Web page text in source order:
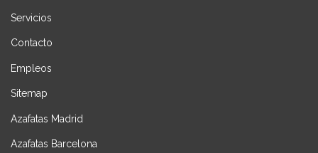
Servicios
Contacto
Empleos
Sitemap
Azafatas Madrid
Azafatas Barcelona